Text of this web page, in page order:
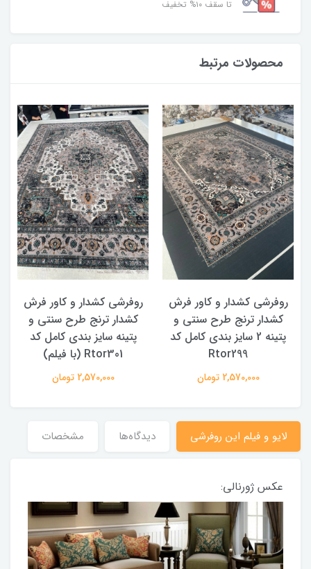
تا سقف ۱۰% تخفیف
محصولات مرتبط
روفرشی کشدار و کاور فرش
کشدار ترنج طرح سنتی و
پتینه 2 سایز بندی کامل کد
Rtor299
2,570,000 تومان
روفرشی کشدار و کاور فرش
کشدار ترنج طرح سنتی و
پتینه سایز بندی کامل کد
Rtor301 (با فیلم)
2,570,000 تومان
لایو و فیلم این روفرشی دیدگاه‌ها مشخصات
عکس ژورنالی: